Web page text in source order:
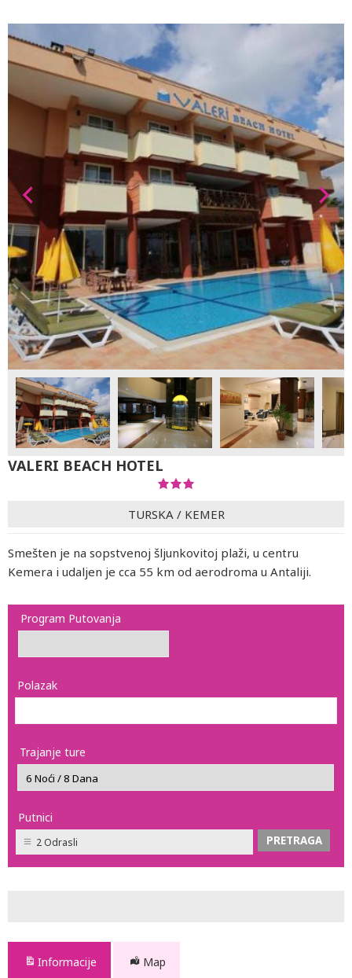
VALERI BEACH HOTEL
TURSKA / KEMER
Smešten je na sopstvenoj šljunkovitoj plaži, u centru
Kemera i udaljen je cca 55 km od aerodroma u Antaliji.
Program Putovanja
Polazak
Trajanje ture
Putnici
2 Odrasli
Informacije Map